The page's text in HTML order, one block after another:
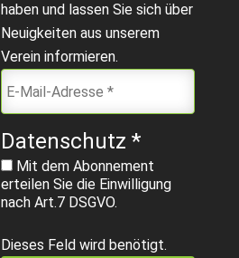
haben und lassen Sie sich über
Neuigkeiten aus unserem
Verein informieren.
Datenschutz *
Mit dem Abonnement
erteilen Sie die Einwilligung
nach Art.7 DSGVO.
Dieses Feld wird benötigt.